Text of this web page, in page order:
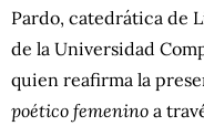
Pardo, catedrática de
de la Universidad
quien reafirma la
poético femenino a